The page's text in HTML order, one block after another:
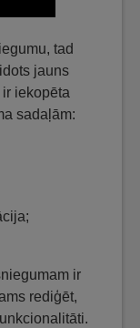
tad
jauns
iekopēta
sadaļām:
ir
rediģēt,